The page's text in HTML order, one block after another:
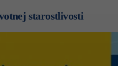
starostlivosti